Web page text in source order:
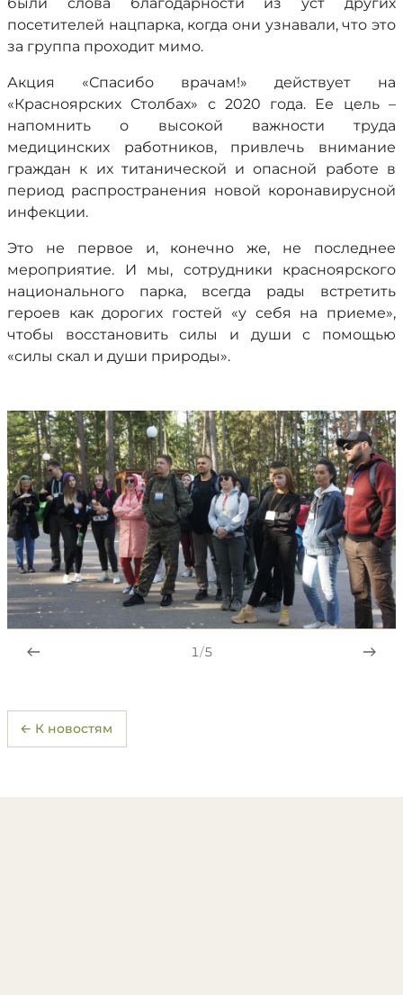
посетителей нацпарка, когда они узнавали, что это
за группа проходит мимо.
Акция «Спасибо врачам!» действует на
«Красноярских Столбах» с 2020 года. Ее цель –
напомнить о высокой важности труда
медицинских работников, привлечь внимание
граждан к их титанической и опасной работе в
период распространения новой коронавирусной
инфекции.
Это не первое и, конечно же, не последнее
мероприятие. И мы, сотрудники красноярского
национального парка, всегда рады встретить
героев как дорогих гостей «у себя на приеме»,
чтобы восстановить силы и души с помощью
«силы скал и души природы».
1/5
← К новостям